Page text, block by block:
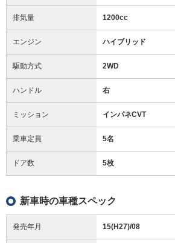
排気量 1200cc
エンジン ハイブリッド
駆動方式 2WD
ハンドル 右
ミッション インパネCVT
乗車定員 5名
ドア数 5枚
新車時の車種スペック
発売年月 15(H27)/08